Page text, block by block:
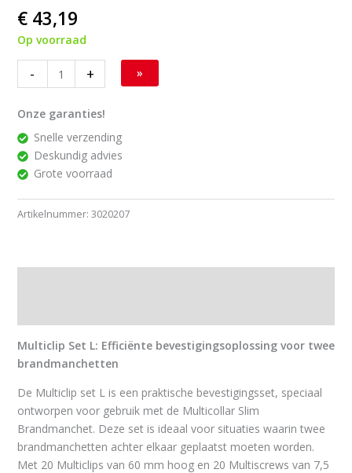
€ 43,19
Op voorraad
- + »
Onze garanties!
Snelle verzending
Deskundig advies
Grote voorraad
Artikelnummer: 3020207
Multiclip Set L: Efficiënte bevestigingsoplossing voor twee
brandmanchetten
De Multiclip set L is een praktische bevestigingsset, speciaal
ontworpen voor gebruik met de Multicollar Slim
Brandmanchet. Deze set is ideaal voor situaties waarin twee
brandmanchetten achter elkaar geplaatst moeten worden.
Met 20 Multiclips van 60 mm hoog en 20 Multiscrews van 7,5